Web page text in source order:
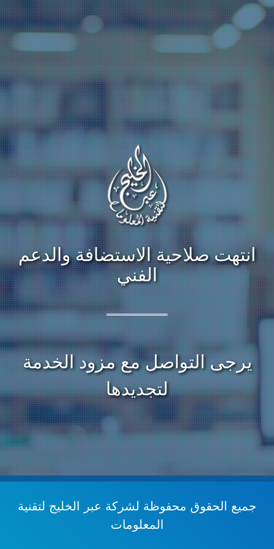
انتهت صلاحية الاستضافة والدعم
الفني
يرجى التواصل مع مزود الخدمة
لتجديدها
جميع الحقوق محفوظة لشركة عبر الخليج لتقنية
المعلومات